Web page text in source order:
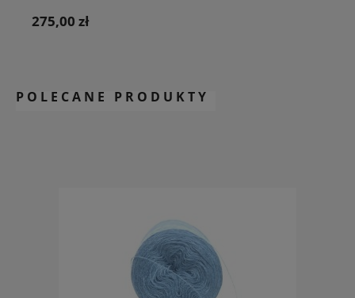
275,00 zł
POLECANE PRODUKTY